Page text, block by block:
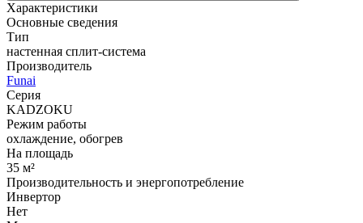
Характеристики
Основные сведения
Тип
настенная сплит-система
Производитель
Funai
Серия
KADZOKU
Режим работы
охлаждение, обогрев
На площадь
35 м²
Производительность и энергопотребление
Инвертор
Нет